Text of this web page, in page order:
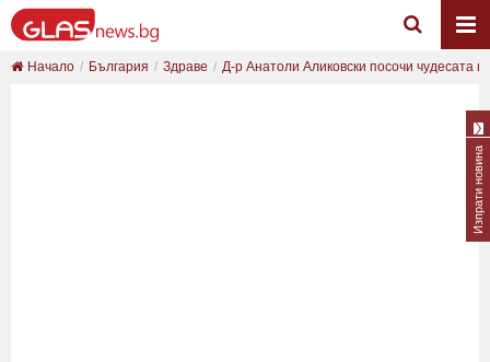
Начало България Здраве Д-р Анатоли Аликовски посочи чудесата
Изпрати новина